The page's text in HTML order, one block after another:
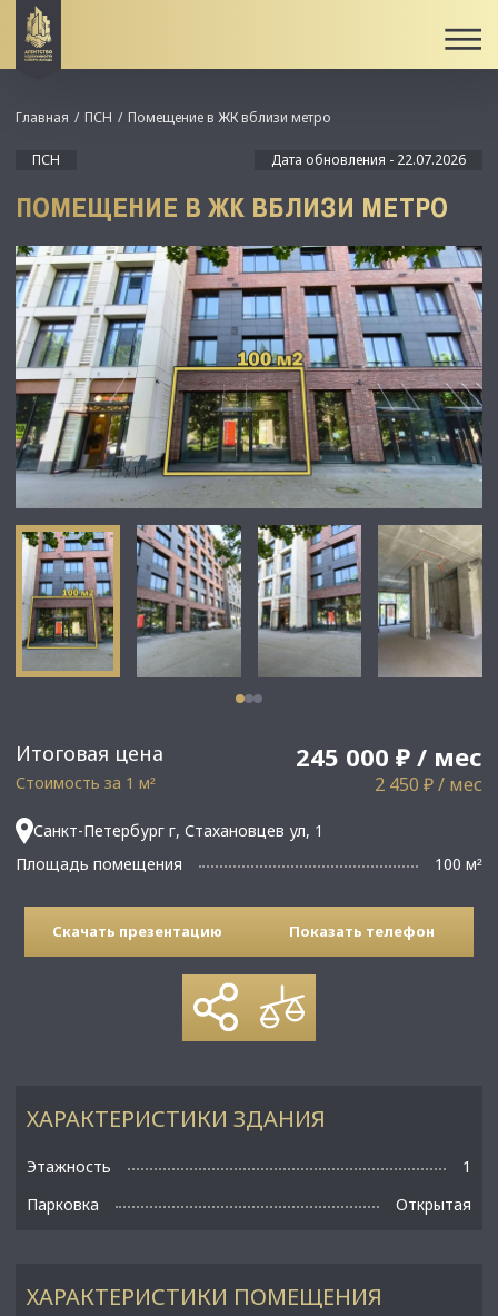
Итоговая цена 245 000 ₽ / мес
Стоимость за 1 м² 2 450 ₽ / мес
Санкт-Петербург г, Стахановцев ул, 1
Площадь помещения
100 м²
Главная ПСН Помещение в ЖК вблизи метро
ПСН Дата обновления - 22.07.2026
ПОМЕЩЕНИЕ В ЖК ВБЛИЗИ МЕТРО
Скачать презентацию Показать телефон
ХАРАКТЕРИСТИКИ ПОМЕЩЕНИЯ
ХАРАКТЕРИСТИКИ ЗДАНИЯ
Этажность
1
Парковка
Открытая